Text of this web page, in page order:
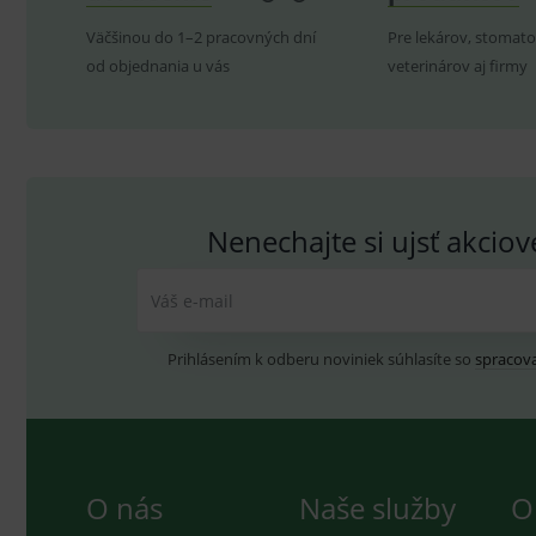
Väčšinou do 1–2 pracovných dní
od objednania u vás
Pre lekárov,
veterinárov aj firmy
Nenechajte si ujsť
Váš e-mail
Prihlásením k odberu noviniek súhlasíte so
O nás Naše služby
Název
_ga_GXRFBLV37P
Název
VISITOR_INFO1_LIVE